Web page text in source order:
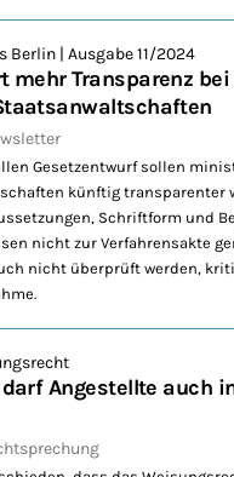
Berlin | Ausgabe 11/2024
mehr Transparenz
Gesetzentwurf sollen
künftig transparenter
Schriftform und
nicht zur Verfahrensakte
nicht überprüft werden,
Angestellte auch